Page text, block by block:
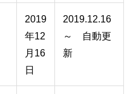
2019
年12
月16
日
2019.12.16
～ 自動更
新